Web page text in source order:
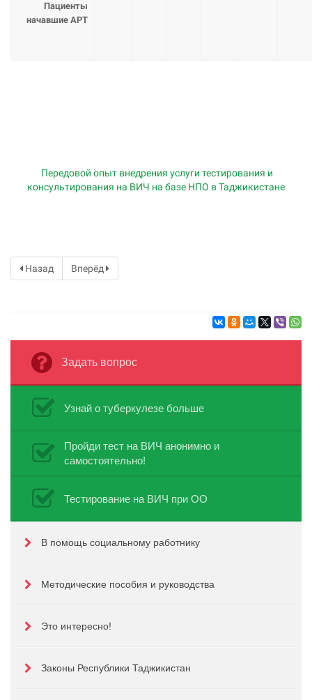
Пациенты
начавшие АРТ
Передовой опыт внедрения услуги тестирования и
консультирования на ВИЧ на базе НПО в Таджикистане
Назад Вперёд
Задать вопрос
Узнай о туберкулезе больше
Пройди тест на ВИЧ анонимно и
самостоятельно!
Тестирование на ВИЧ при ОО
В помощь социальному работнику
Методические пособия и руководства
Это интересно!
Законы Республики Таджикистан